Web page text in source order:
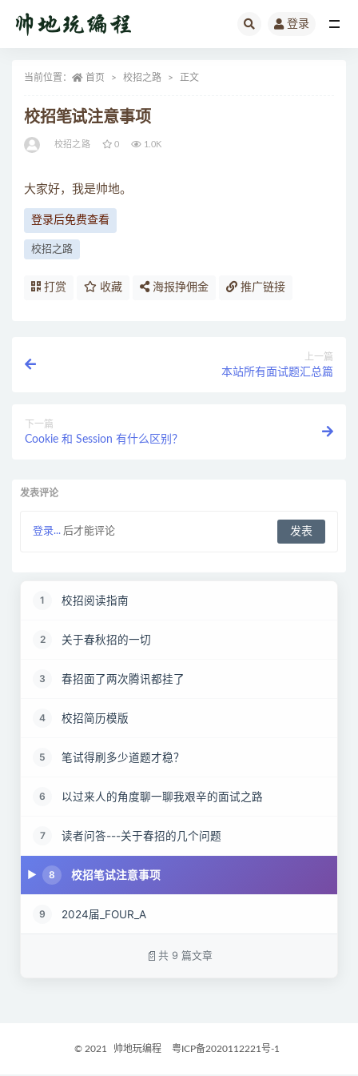
登录
当前位置： 首页 校招之路 正文
校招笔试注意事项
校招之路 0 1.0K
大家好，我是帅地。
登录后免费查看
校招之路
打赏 收藏 海报挣佣金 推广链接
上一篇
本站所有面试题汇总篇
下一篇
Cookie 和 Session 有什么区别？
发表评论
登录... 后才能评论
1 校招阅读指南
2 关于春秋招的一切
3 春招面了两次腾讯都挂了
4 校招简历模版
5 笔试得刷多少道题才稳？
6 以过来人的角度聊一聊我艰辛的面试之路
7 读者问答---关于春招的几个问题
8 校招笔试注意事项
9 2024届_FOUR_A
共 9 篇文章
© 2021 帅地玩编程 粤ICP备2020112221号-1